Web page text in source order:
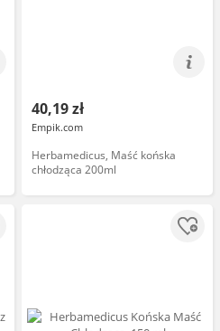
40,19 zł
Empik.com
Herbamedicus, Maść końska
chłodząca 200ml